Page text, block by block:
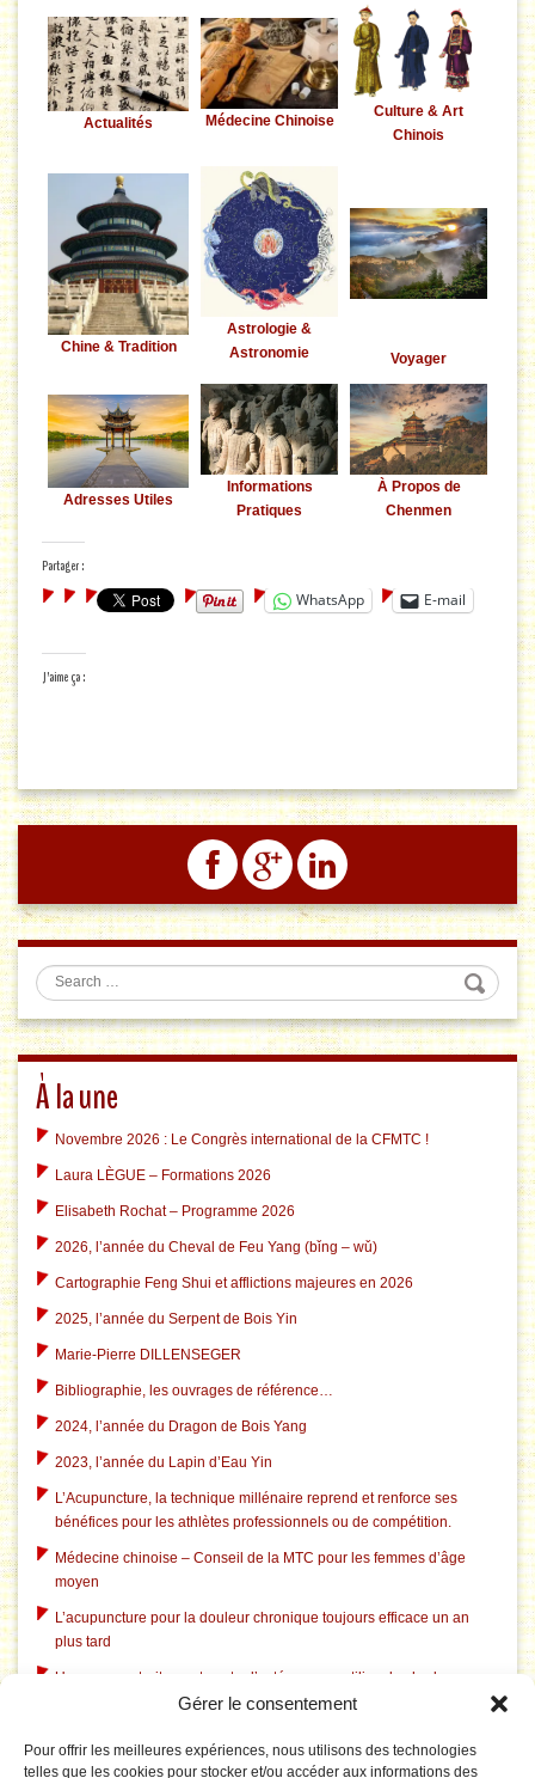
Gérer le consentement
Pour offrir les meilleures expériences, nous utilisons des technologies
telles que les cookies pour stocker et/ou accéder aux informations des
Actualités Médecine Chinoise
Culture & Art
Chinois
Chine & Tradition
Astrologie &
Astronomie
Voyager
Adresses Utiles
Informations
Pratiques
À Propos de
Chenmen
Partager :
WhatsApp E-mail
J’aime ça :
Search
À la une
Novembre 2026 : Le Congrès international de la CFMTC !
Laura LÈGUE – Formations 2026
Elisabeth Rochat – Programme 2026
2026, l’année du Cheval de Feu Yang (bǐng – wǔ)
Cartographie Feng Shui et afflictions majeures en 2026
2025, l’année du Serpent de Bois Yin
Marie-Pierre DILLENSEGER
Bibliographie, les ouvrages de référence…
2024, l’année du Dragon de Bois Yang
2023, l’année du Lapin d’Eau Yin
L’Acupuncture, la technique millénaire reprend et renforce ses
bénéfices pour les athlètes professionnels ou de compétition.
Médecine chinoise – Conseil de la MTC pour les femmes d’âge
moyen
L’acupuncture pour la douleur chronique toujours efficace un an
plus tard
Un nouveau traitement contre l’ostéoporose utilise des herbes
chinoises traditionnelles
L’acupuncture aide à l’insomnie liée à la dépression